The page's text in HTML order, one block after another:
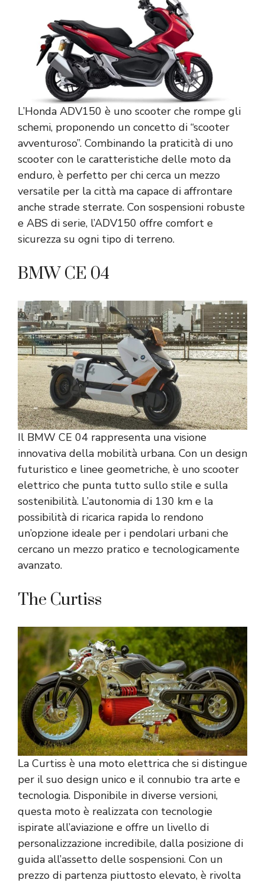
L’Honda ADV150 è uno scooter che rompe gli
schemi, proponendo un concetto di “scooter
avventuroso”. Combinando la praticità di uno
scooter con le caratteristiche delle moto da
enduro, è perfetto per chi cerca un mezzo
versatile per la città ma capace di affrontare
anche strade sterrate. Con sospensioni robuste
e ABS di serie, l’ADV150 offre comfort e
sicurezza su ogni tipo di terreno.
BMW CE 04
Il BMW CE 04 rappresenta una visione
innovativa della mobilità urbana. Con un design
futuristico e linee geometriche, è uno scooter
elettrico che punta tutto sullo stile e sulla
sostenibilità. L’autonomia di 130 km e la
possibilità di ricarica rapida lo rendono
un’opzione ideale per i pendolari urbani che
cercano un mezzo pratico e tecnologicamente
avanzato.
The Curtiss
La Curtiss è una moto elettrica che si distingue
per il suo design unico e il connubio tra arte e
tecnologia. Disponibile in diverse versioni,
questa moto è realizzata con tecnologie
ispirate all’aviazione e offre un livello di
personalizzazione incredibile, dalla posizione di
guida all’assetto delle sospensioni. Con un
prezzo di partenza piuttosto elevato, è rivolta